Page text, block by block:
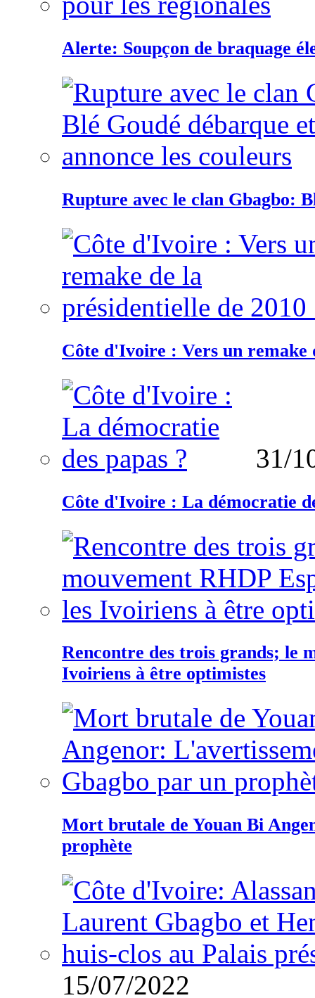
Alerte: Soupçon de braquage
Rupture avec le clan Gbagbo:
Côte d'Ivoire : Vers un remake
31/
Côte d'Ivoire : La démocratie
Rencontre des trois grands; le
Ivoiriens à être optimistes
Mort brutale de Youan Bi
prophète
15/07/2022